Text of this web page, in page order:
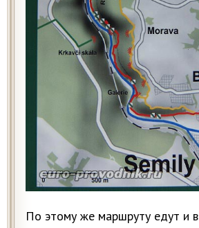
По этому же маршруту едут и в